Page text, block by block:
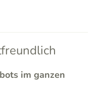
im ganzen